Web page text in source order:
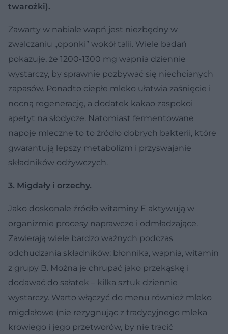
twarożki).
Zawarty w nabiale wapń jest niezbędny w
zwalczaniu „oponki” wokół talii. Wiele badań
pokazuje, że 1200-1300 mg wapnia dziennie
wystarczy, by sprawnie pozbywać się niechcianych
zapasów. Ponadto ciepłe mleko ułatwia zaśnięcie i
nocną regenerację, a dodatek kakao zaspokoi
apetyt na słodycze. Natomiast fermentowane
napoje mleczne to to źródło dobrych bakterii, które
gwarantują lepszy metabolizm i przyswajanie
składników odżywczych.
3. Migdały i orzechy.
Jako doskonale źródło witaminy E aktywują w
organizmie procesy naprawcze i odmładzające.
Zawierają wiele bardzo ważnych podczas
odchudzania składników: błonnika, wapnia, witamin
z grupy B. Można je chrupać jako przekąskę i
dodawać do sałatek – kilka sztuk dziennie
wystarczy. Warto włączyć do menu również mleko
migdałowe (nie rezygnując z tradycyjnego mleka
krowiego i jego przetworów, by nie tracić